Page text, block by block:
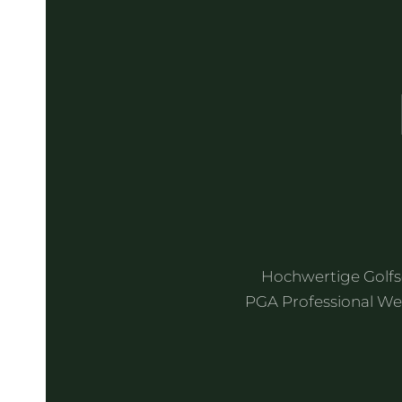
Hochwertige
PGA Professional